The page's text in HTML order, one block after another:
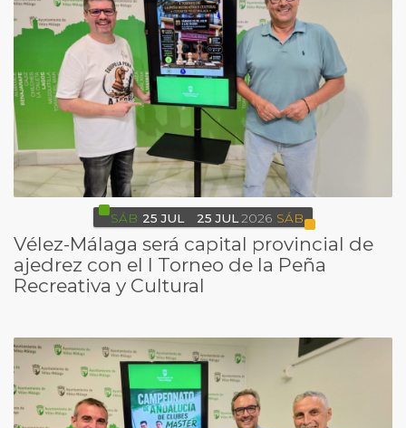
SÁB 25 JUL 25 JUL2026 SÁB
Vélez-Málaga será capital provincial de
ajedrez con el I Torneo de la Peña
Recreativa y Cultural